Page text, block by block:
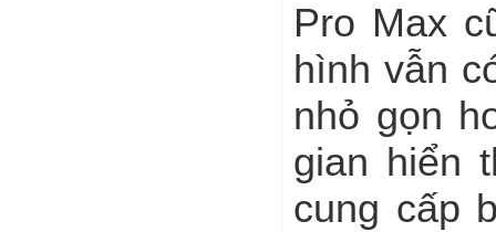
Pro Max
hình vẫn
nhỏ gọn
gian hiển
cung cấp